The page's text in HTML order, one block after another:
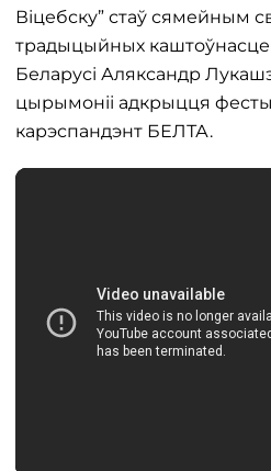
Віцебску” стаў сямейным
традыцыйных
Беларусі Аляксандр
цырымоніі адкрыцця
карэспандэнт БЕЛТА.